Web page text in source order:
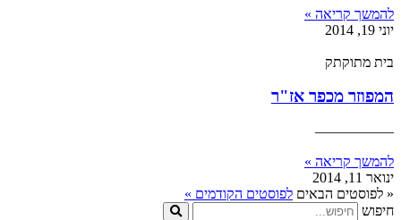
להמשך קריאה »
יוני 19, 2014
בית מתוקתק
המפוזר מכפר אז"ר
—————–
להמשך קריאה »
ינואר 11, 2014
« לפוסטים הבאים לפוסטים הקודמים »
חיפוש